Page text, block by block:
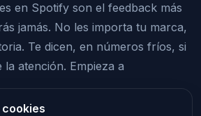
en Spotify son el feedback más
jamás. No les importa tu marca,
Te dicen, en números fríos, si
atención. Empieza a